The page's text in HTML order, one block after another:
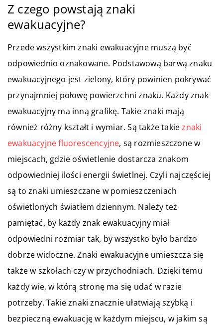
Z czego powstają znaki
ewakuacyjne?
Przede wszystkim znaki ewakuacyjne muszą być
odpowiednio oznakowane. Podstawową barwą znaku
ewakuacyjnego jest zielony, który powinien pokrywać
przynajmniej połowę powierzchni znaku. Każdy znak
ewakuacyjny ma inną grafikę. Takie znaki mają
również różny kształt i wymiar. Są także takieznaki
ewakuacyjne fluorescencyjne, są rozmieszczone w
miejscach, gdzie oświetlenie dostarcza znakom
odpowiedniej ilości energii świetlnej. Czyli najczęściej
są to znaki umieszczane w pomieszczeniach
oświetlonych światłem dziennym. Należy też
pamiętać, by każdy znak ewakuacyjny miał
odpowiedni rozmiar tak, by wszystko było bardzo
dobrze widoczne.Znaki ewakuacyjne umieszcza się
także w szkołach czy w przychodniach. Dzięki temu
każdy wie, w którą stronę ma się udać w razie
potrzeby. Takie znaki znacznie ułatwiają szybką i
bezpieczną ewakuację w każdym miejscu, w jakim są